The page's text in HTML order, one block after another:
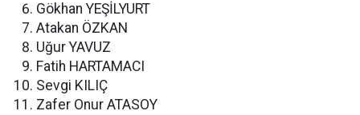
Gökhan YEŞİLYURT
Atakan ÖZKAN
Uğur YAVUZ
Fatih HARTAMACI
Sevgi KILIÇ
Zafer Onur ATASOY